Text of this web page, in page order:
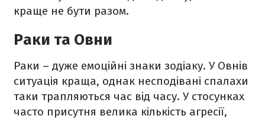
краще не бути разом.
Раки та Овни
Раки – дуже емоційні знаки зодіаку. У Овнів
ситуація краща, однак несподівані спалахи
таки трапляються час від часу. У стосунках
часто присутня велика кількість агресії,